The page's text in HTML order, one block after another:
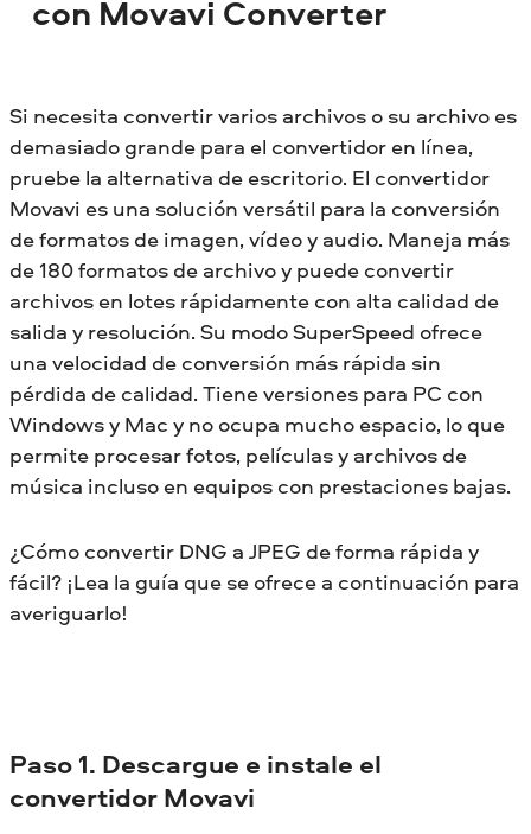
con Movavi Converter
Si necesita convertir varios archivos o su archivo es
demasiado grande para el convertidor en línea,
pruebe la alternativa de escritorio. El convertidor
Movavi es una solución versátil para la conversión
de formatos de imagen, vídeo y audio. Maneja más
de 180 formatos de archivo y puede convertir
archivos en lotes rápidamente con alta calidad de
salida y resolución. Su modo SuperSpeed ofrece
una velocidad de conversión más rápida sin
pérdida de calidad. Tiene versiones para PC con
Windows y Mac y no ocupa mucho espacio, lo que
permite procesar fotos, películas y archivos de
música incluso en equipos con prestaciones bajas.
¿Cómo convertir DNG a JPEG de forma rápida y
fácil? ¡Lea la guía que se ofrece a continuación para
averiguarlo!
Paso 1. Descargue e instale el
convertidor Movavi